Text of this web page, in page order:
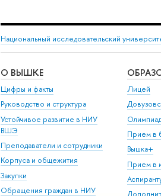
Национальный исследовательский
О ВЫШКЕ
Цифры и факты
Руководство и структура
Устойчивое развитие в НИУ
ВШЭ
Преподаватели и сотрудники
Корпуса и общежития
Закупки
Обращения граждан в НИУ
Лицей
Прием в
Вышка+
Прием в